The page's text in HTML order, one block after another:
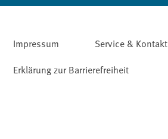
Impressum Service & Kontakt
Erklärung zur Barrierefreiheit